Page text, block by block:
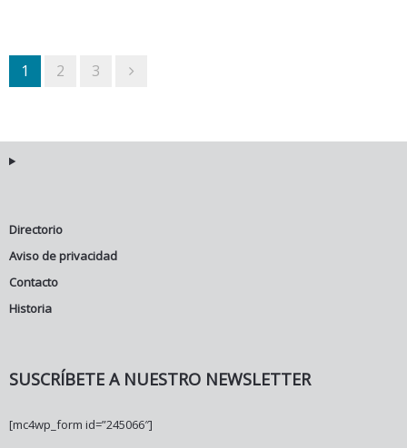
1 2 3
Directorio
Aviso de privacidad
Contacto
Historia
SUSCRÍBETE A NUESTRO NEWSLETTER
[mc4wp_form id=”245066″]